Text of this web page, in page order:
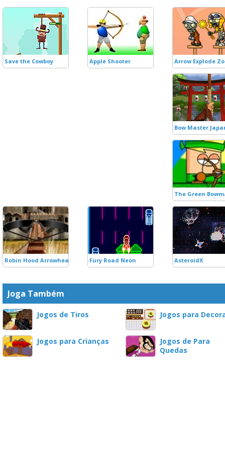
Save the Cowboy Apple Shooter Arrow Explode
Bow Master
The Green
Robin Hood Arrowhead Fury Road Neon AsteroidX
Joga Também
Jogos de Tiros Jogos para
Jogos para Crianças
Jogos de Para
Quedas